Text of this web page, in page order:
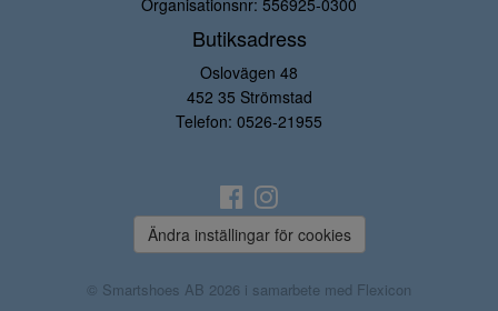
Organisationsnr: 556925-0300
Butiksadress
Oslovägen 48
452 35 Strömstad
Telefon: 0526-21955
Ändra inställingar för cookies
© Smartshoes AB 2026 i samarbete med Flexicon